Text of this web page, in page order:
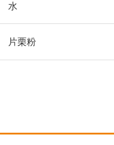
水
片栗粉